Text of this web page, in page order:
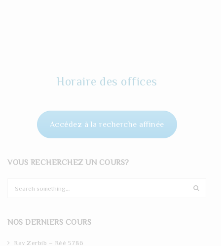
Horaire des offices
Accédez à la recherche affinée
VOUS RECHERCHEZ UN COURS?
c
NOS DERNIERS COURS
Rav Zerbib – Réé 5786